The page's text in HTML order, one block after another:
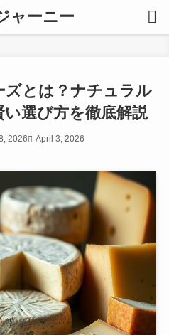
ャーニー
ズとは？ナチュラル
い選び方を徹底解説
2026 April 3, 2026